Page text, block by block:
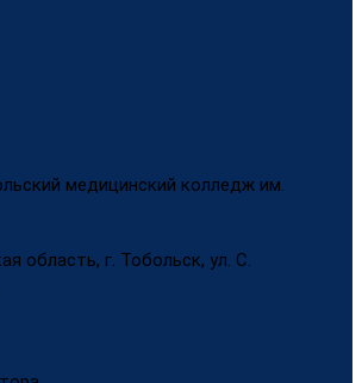
медицинский колледж им.
область, г. Тобольск, ул. С.